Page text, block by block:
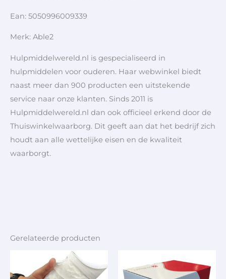
Ean: 5050996009339
Merk: Able2
Hulpmiddelwereld.nl is gespecialiseerd in
hulpmiddelen voor ouderen. Haar webwinkel biedt
naast meer dan 900 producten een uitstekende
service naar onze klanten. Sinds 2011 is
Hulpmiddelwereld.nl dan ook officieel erkend door de
Thuiswinkelwaarborg. Dit geeft aan dat het bedrijf zich
houdt aan alle wettelijke eisen en de kwaliteit
waarborgt.
Gerelateerde producten